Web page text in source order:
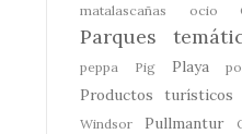
matalascañas
ocio
Parques
peppa Pig
Playa
Productos turísticos
Windsor
Pullmantur